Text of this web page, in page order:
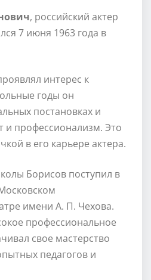
, российский актер
7 июня 1963 года в
интерес к
годы он
постановках и
и профессионализм. Это
в его карьере актера.
Борисов поступил в
имени А. П. Чехова.
профессиональное
свое мастерство
педагогов и